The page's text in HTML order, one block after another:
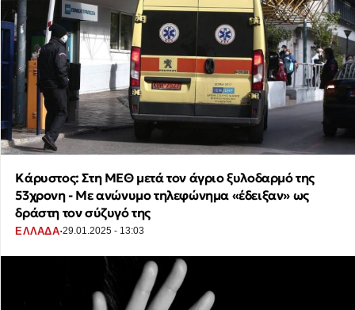
Κάρυστος: Στη ΜΕΘ μετά τον άγριο ξυλοδαρμό της
53χρονη - Με ανώνυμο τηλεφώνημα «έδειξαν» ως
δράστη τον σύζυγό της
ΕΛΛΑΔΑ·29.01.2025 - 13:03